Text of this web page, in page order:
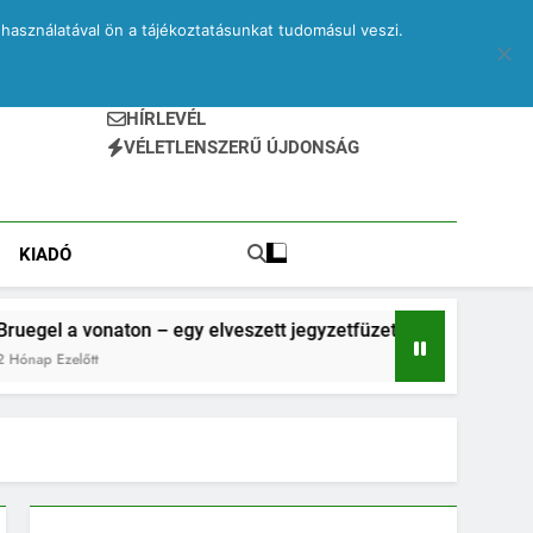
HÍRLEVÉL
VÉLETLENSZERŰ ÚJDONSÁG
KIADÓ
– egy elveszett jegyzetfüzet kitépett lapjai
ön a tájékoztatásunkat tudomásul veszi.